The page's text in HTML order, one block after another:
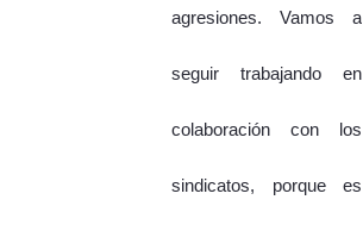
agresiones. Vamos a
seguir trabajando en
colaboración con los
sindicatos, porque es